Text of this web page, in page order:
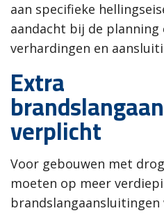
aan specifieke
aandacht bij de
verhardingen en
Extra
verplicht
Voor gebouwen met
moeten op meer